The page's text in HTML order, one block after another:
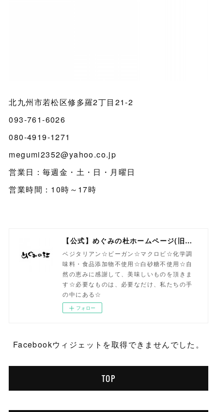
北九州市若松区修多羅2丁目21-2
093-761-6026
080-4919-1271
megumi2352@yahoo.co.jp
営業日：毎週金・土・日・月曜日
営業時間：10時～17時
【公式】めぐみの杜ホームページ(旧自然食工房）
ベジタリアン☆ビーガン☆マクロビ☆化学調
味料・食品添加物不使用☆白砂糖不使用☆自
然の恵みに感謝して、美味しいものを頂きま
す☆必要なものは、必要なだけ、私たちの手
の中にある☆
フォロー
Facebookウィジェットを取得できませんでした。
TOP